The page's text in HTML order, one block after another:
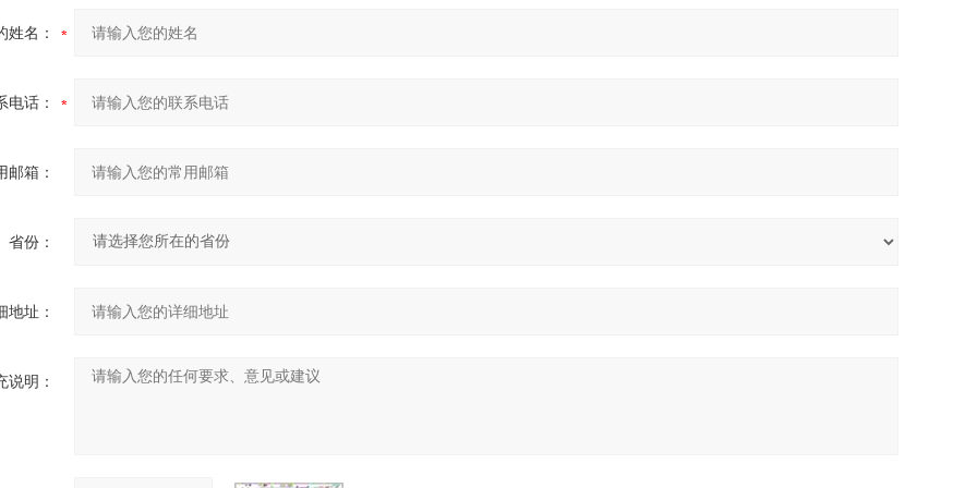
姓名：
电话：
邮箱：
省份：
地址：
说明：